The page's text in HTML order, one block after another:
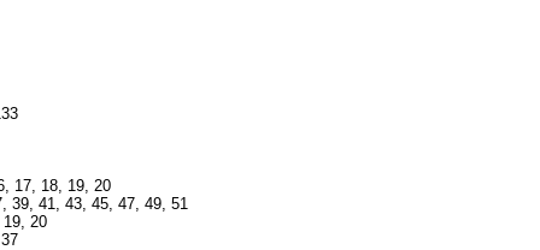
17, 18, 19, 20
39, 41, 43, 45, 47, 49, 51
20